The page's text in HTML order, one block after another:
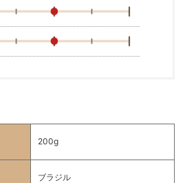
200g
ブラジル